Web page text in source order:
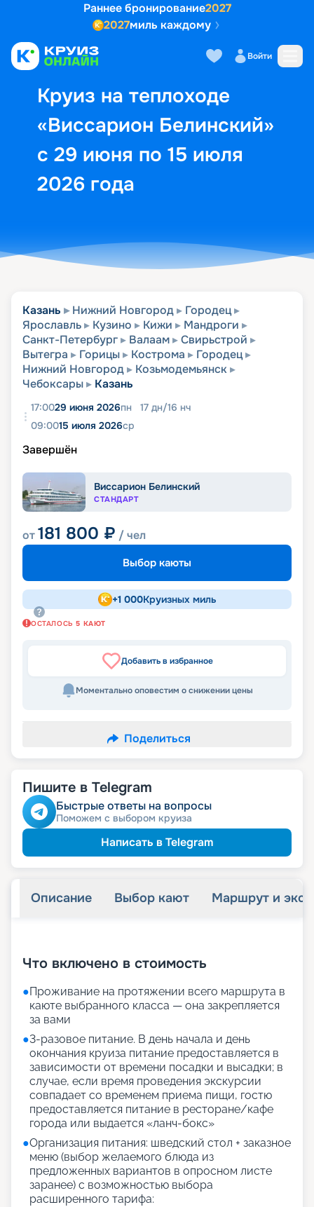
Раннее бронирование2027
2027миль каждому
Войти
Круиз на теплоходе
«Виссарион Белинский»
с 29 июня по 15 июля
2026 года
Выбор кают Маршрут и
Казань Нижний Новгород
Городец
Ярославль
Кузино Кижи
Мандроги
Санкт-Петербург
Валаам
Свирьстрой
Вытегра
Горицы Кострома
Городец
Нижний Новгород
Козьмодемьянск
Чебоксары
Казань
17:0029 июня 2026пн 17 дн/16 нч
09:0015 июля 2026ср
Завершён
Виссарион Белинский
СТАНДАРТ
от181 800 ₽ / чел
Выбор каюты
+1 000Круизных миль
ОСТАЛОСЬ 5 КАЮТ
Добавить в избранное
Моментально оповестим о снижении цены
Поделиться
Пишите в Telegram
Быстрые ответы на вопросы
Поможем с выбором круиза
Написать в Telegram
Описание Выбор кают Маршрут и
Что включено в стоимость
●Проживание на протяжении всего маршрута в
каюте выбранного класса — она закрепляется
за вами
●3-разовое питание. В день начала и день
окончания круиза питание предоставляется в
зависимости от времени посадки и высадки; в
случае, если время проведения экскурсии
совпадает со временем приема пищи, гостю
предоставляется питание в ресторане/кафе
города или выдается «ланч-бокс»
●Организация питания: шведский стол + заказное
меню (выбор желаемого блюда из
предложенных вариантов в опросном листе
заранее) с возможностью выбора
расширенного тарифа: